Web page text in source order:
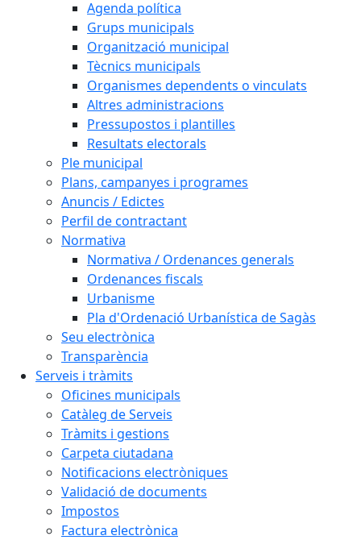
Agenda política
Grups municipals
Organització municipal
Tècnics municipals
Organismes dependents o vinculats
Altres administracions
Pressupostos i plantilles
Resultats electorals
Ple municipal
Plans, campanyes i programes
Anuncis / Edictes
Perfil de contractant
Normativa
Normativa / Ordenances generals
Ordenances fiscals
Urbanisme
Pla d'Ordenació Urbanística de Sagàs
Seu electrònica
Transparència
Serveis i tràmits
Oficines municipals
Catàleg de Serveis
Tràmits i gestions
Carpeta ciutadana
Notificacions electròniques
Validació de documents
Impostos
Factura electrònica